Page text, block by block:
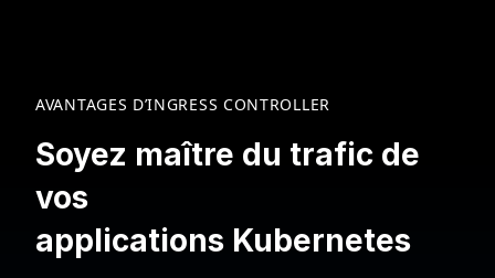
AVANTAGES D’INGRESS CONTROLLER
Soyez maître du trafic de
vos
applications Kubernetes